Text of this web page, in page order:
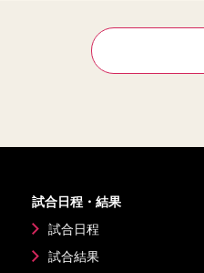
試合日程・結果
試合日程
試合結果